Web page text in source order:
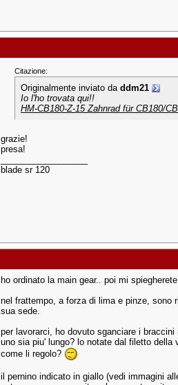
Citazione:
Originalmente inviato da ddm21
Io l'ho trovata qui!!
HM-CB180-Z-15 Zahnrad für CB180/
grazie!
presa!
blade sr 120
ho ordinato la main gear.. poi mi
nel frattempo, a forza di lima e pinze, sono
sua sede.
per lavorarci, ho dovuto sganciare i
uno sia piu' lungo? lo notate dal filetto
come li regolo?
il pernino indicato in giallo (vedi immagini